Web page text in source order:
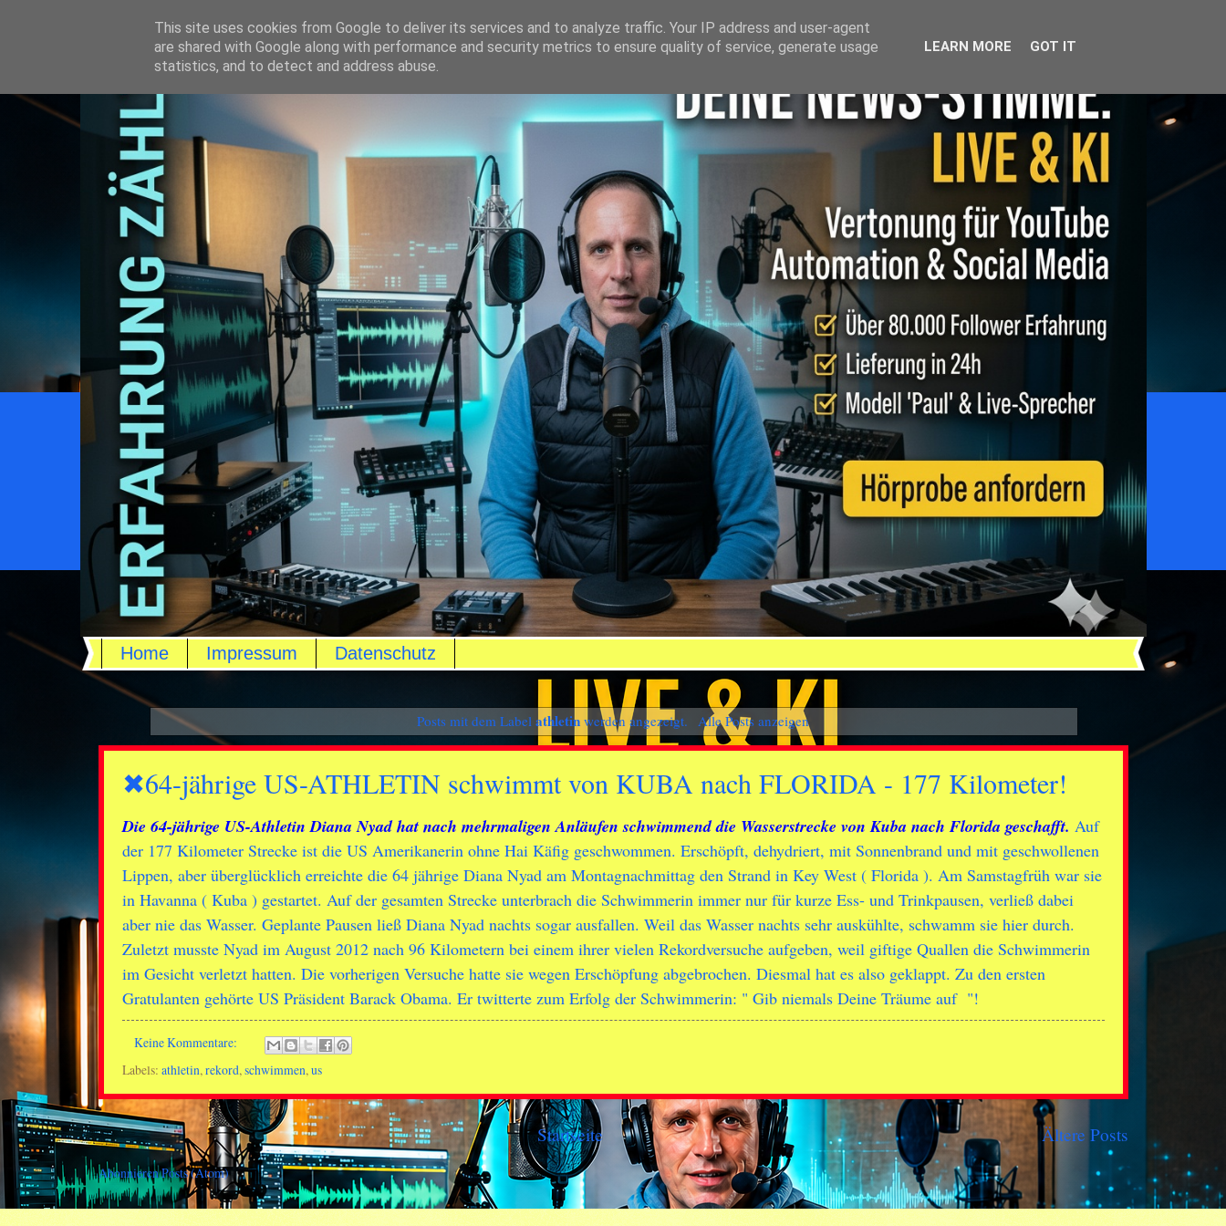
Home Impressum Datenschutz
Posts mit dem Labelathletin werden angezeigt. Alle Posts anzeigen
✖64-jährige US-ATHLETIN schwimmt von KUBA nach FLORIDA - 177 Kilometer!
Die 64-jährige US-Athletin Diana Nyad hat nach mehrmaligen Anläufen schwimmend die Wasserstrecke von Kuba nach Florida geschafft. Auf
der 177 Kilometer Strecke ist die US Amerikanerin ohne Hai Käfig geschwommen. Erschöpft, dehydriert, mit Sonnenbrand und mit geschwollenen
Lippen, aber überglücklich erreichte die 64 jährige Diana Nyad am Montagnachmittag den Strand in Key West ( Florida ). Am Samstagfrüh war sie
in Havanna ( Kuba ) gestartet. Auf der gesamten Strecke unterbrach die Schwimmerin immer nur für kurze Ess- und Trinkpausen, verließ dabei
aber nie das Wasser. Geplante Pausen ließ Diana Nyad nachts sogar ausfallen. Weil das Wasser nachts sehr auskühlte, schwamm sie hier durch.
Zuletzt musste Nyad im August 2012 nach 96 Kilometern bei einem ihrer vielen Rekordversuche aufgeben, weil giftige Quallen die Schwimmerin
im Gesicht verletzt hatten. Die vorherigen Versuche hatte sie wegen Erschöpfung abgebrochen. Diesmal hat es also geklappt. Zu den ersten
Gratulanten gehörte US Präsident Barack Obama. Er twitterte zum Erfolg der Schwimmerin: " Gib niemals Deine Träume auf "!
Keine Kommentare:
Labels: athletin, rekord, schwimmen, us
Ältere Posts
Startseite
AbonnierenPosts (Atom)
This site uses cookies from Google to deliver its services and to analyze traffic. Your IP address and user-agent
are shared with Google along with performance and security metrics to ensure quality of service, generate usage
statistics, and to detect and address abuse.
LEARN MORE GOT IT